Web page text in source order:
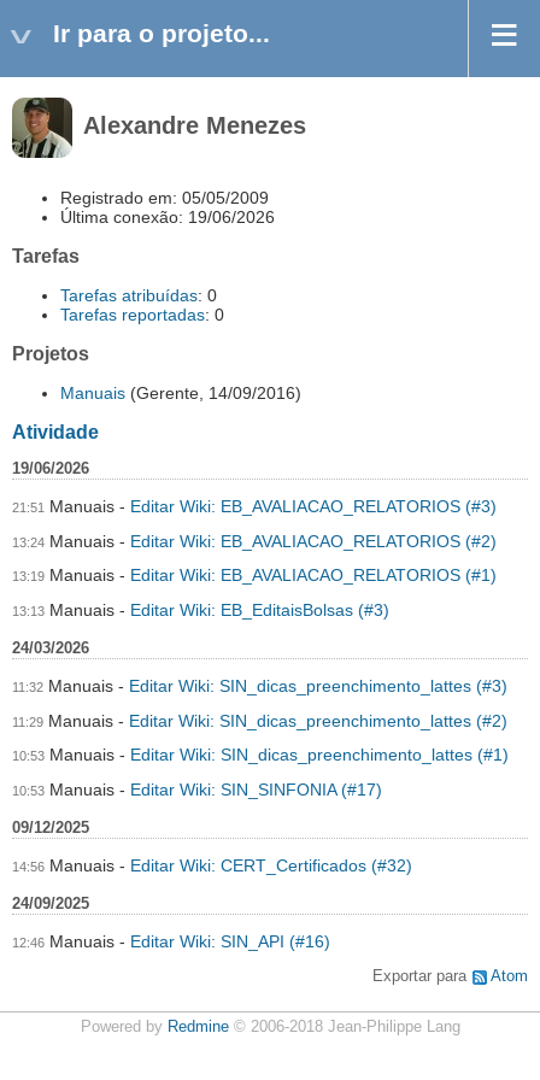
Ir para o projeto...
Alexandre Menezes
Registrado em: 05/05/2009
Última conexão: 19/06/2026
Tarefas
Tarefas atribuídas: 0
Tarefas reportadas: 0
Projetos
Manuais (Gerente, 14/09/2016)
Atividade
19/06/2026
21:51 Manuais Editar Wiki: EB_AVALIACAO_RELATORIOS (#3)
13:24 Manuais Editar Wiki: EB_AVALIACAO_RELATORIOS (#2)
13:19 Manuais Editar Wiki: EB_AVALIACAO_RELATORIOS (#1)
13:13 Manuais Editar Wiki: EB_EditaisBolsas (#3)
24/03/2026
11:32 Manuais Editar Wiki: SIN_dicas_preenchimento_lattes (#3)
11:29 Manuais Editar Wiki: SIN_dicas_preenchimento_lattes (#2)
10:53 Manuais Editar Wiki: SIN_dicas_preenchimento_lattes (#1)
10:53 Manuais Editar Wiki: SIN_SINFONIA (#17)
09/12/2025
14:56 Manuais Editar Wiki: CERT_Certificados (#32)
24/09/2025
12:46 Manuais Editar Wiki: SIN_API (#16)
Exportar para Atom
Powered by Redmine© 2006-2018 Jean-Philippe Lang